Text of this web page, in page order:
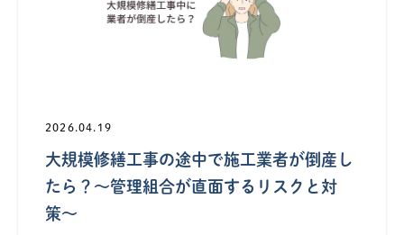
2026.04.19
大規模修繕工事の途中で施工業者が倒産し
たら？〜管理組合が直面するリスクと対
策〜